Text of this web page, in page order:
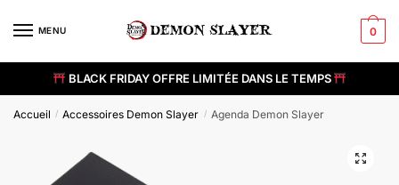
MENU 0
BLACK FRIDAY OFFRE LIMITÉE DANS LE TEMPS
Accueil / Accessoires Demon Slayer / Agenda Demon Slayer